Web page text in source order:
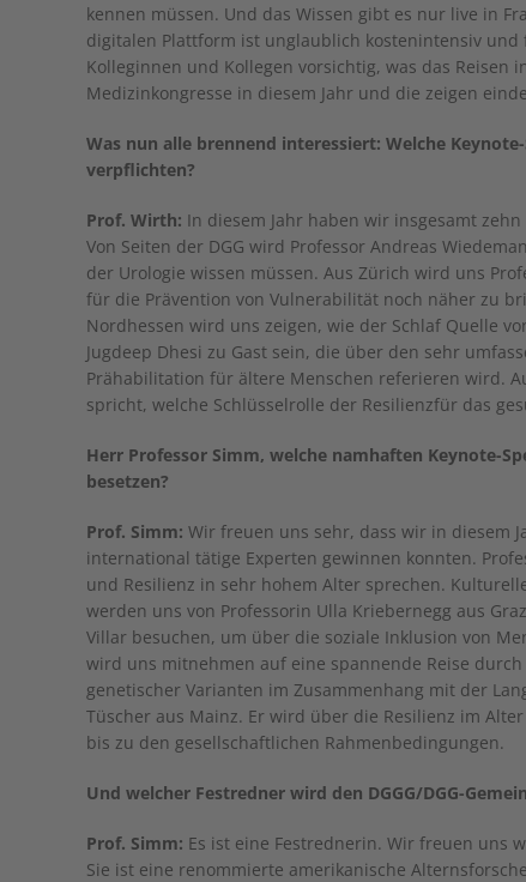
kennen müssen. Und das Wissen gibt es nur live in
digitalen Plattform ist unglaublich kostenintensiv
Kolleginnen und Kollegen vorsichtig, was das Reisen
Medizinkongresse in diesem Jahr und die zeigen
Was nun alle brennend interessiert: Welche
verpflichten?
Prof. Wirth: In diesem Jahr haben wir insgesamt
Von Seiten der DGG wird Professor Andreas
der Urologie wissen müssen. Aus Zürich wird uns
für die Prävention von Vulnerabilität noch näher zu
Nordhessen wird uns zeigen, wie der Schlaf Quelle
Jugdeep Dhesi zu Gast sein, die über den sehr
Prähabilitation für ältere Menschen referieren wird.
spricht, welche Schlüsselrolle der Resilienzfür das
Herr Professor Simm, welche namhaften Keynote-
besetzen?
Prof. Simm: Wir freuen uns sehr, dass wir in diesem
international tätige Experten gewinnen konnten.
und Resilienz in sehr hohem Alter sprechen.
werden uns von Professorin Ulla Kriebernegg aus
Villar besuchen, um über die soziale Inklusion von
wird uns mitnehmen auf eine spannende Reise
genetischer Varianten im Zusammenhang mit der
Tüscher aus Mainz. Er wird über die Resilienz im
bis zu den gesellschaftlichen Rahmenbedingungen.
Und welcher Festredner wird den DGGG/DGG-
Prof. Simm: Es ist eine Festrednerin. Wir freuen uns
Sie ist eine renommierte amerikanische